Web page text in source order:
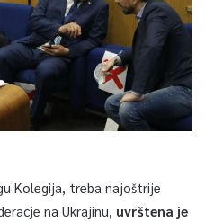
Kolegija, treba najoštrije
na Ukrajinu, uvrštena je